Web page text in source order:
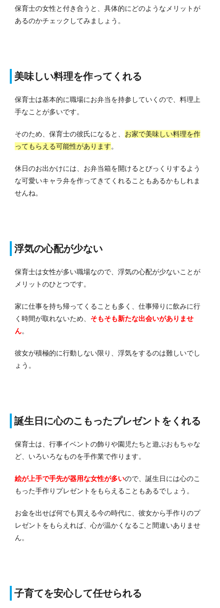
保育士の女性と付き合うと、具体的にどのようなメリットが
あるのかチェックしてみましょう。
美味しい料理を作ってくれる
保育士は基本的に職場にお弁当を持参していくので、料理上
手なことが多いです。
そのため、保育士の彼氏になると、 お家で美味しい料理を作
ってもらえる可能性があります。
休日のお出かけには、お弁当箱を開けるとびっくりするよう
な可愛いキャラ弁を作ってきてくれることもあるかもしれま
せんね。
浮気の心配が少ない
保育士は女性が多い職場なので、浮気の心配が少ないことが
メリットのひとつです。
家に仕事を持ち帰ってくることも多く、仕事帰りに飲みに行
く時間が取れないため、 そもそも新たな出会いがありませ
ん。
彼女が積極的に行動しない限り、浮気をするのは難しいでし
ょう。
誕生日に心のこもったプレゼントをくれる
保育士は、行事イベントの飾りや園児たちと遊ぶおもちゃな
ど、いろいろなものを手作業で作ります。
絵が上手で手先が器用な女性が多いので、誕生日には心のこ
もった手作りプレゼントをもらえることもあるでしょう。
お金を出せば何でも買える今の時代に、彼女から手作りのプ
レゼントをもらえれば、心が温かくなること間違いありませ
ん。
子育てを安心して任せられる